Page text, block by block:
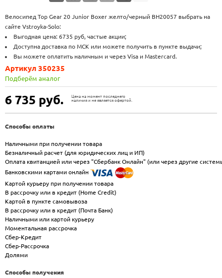
Велосипед Top Gear 20 Junior Boxer желто/черный ВН20057 выбрать на
сайте Vstroyka-Solo:
Выгодная цена: 6735 руб, частые акции;
Доступна доставка по МСК или можете получить в пункте выдачи;
Вы можете оплатить наличным и через Visa и Mastercard.
6 735 руб.
Цена на момент последнего
наличия и не является офертой.
Артикул 350235
Подберём аналог
Способы оплаты
Наличными при получении товара
Безналичный расчет (для юридических лиц и ИП)
Оплата квитанцией или через "Сбербанк Онлайн" (или через другие
Банковскими картами онлайн
Картой курьеру при получении товара
В рассрочку или в кредит (Home Credit)
Картой в пункте самовывоза
В рассрочку или в кредит (Почта Банк)
Наличными или картой курьеру
Моментальная рассрочка
Сбер-Кредит
Сбер-Рассрочка
Долями
Способы получения